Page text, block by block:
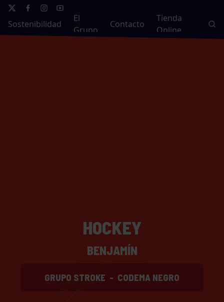
Sostenibilidad
El
Grupo
Contacto
Tienda
Online
HOCKEY
BENJAMÍN
GRUPO STROKE - CODEMA NEGRO